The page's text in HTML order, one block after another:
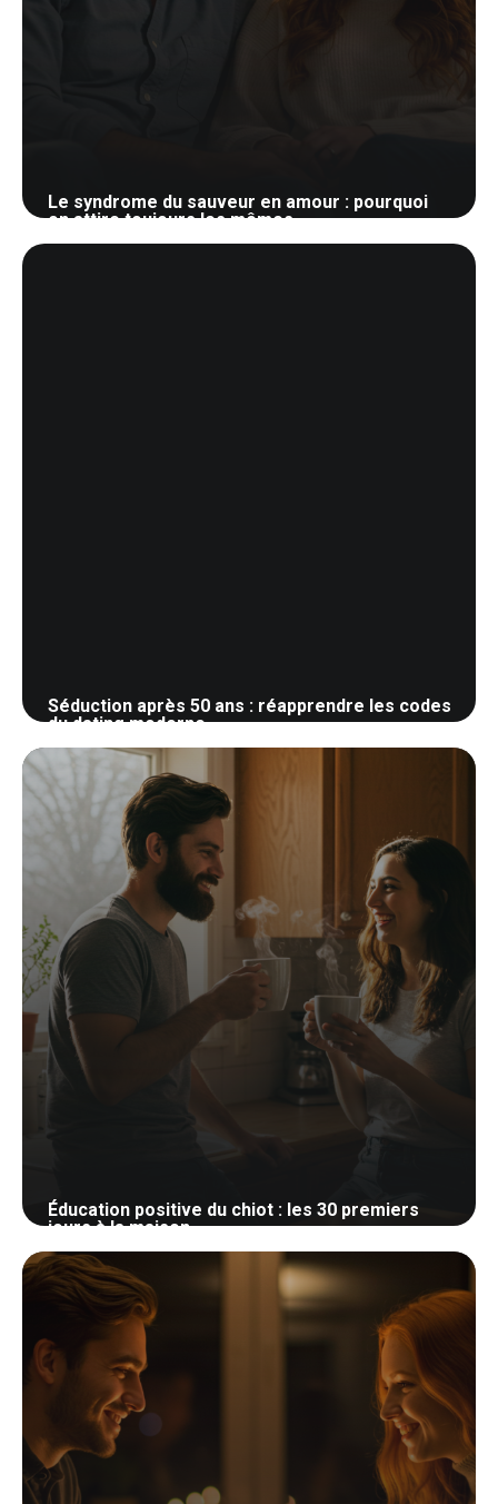
Le syndrome du sauveur en amour : pourquoi
on attire toujours les mêmes
Séduction après 50 ans : réapprendre les codes
du dating moderne
28 mai 2026
Éducation positive du chiot : les 30 premiers
jours à la maison
27 mai 2026